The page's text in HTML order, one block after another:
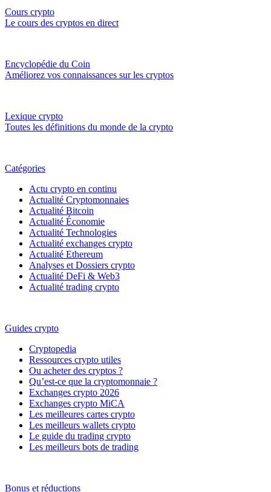
Cours crypto
Le cours des cryptos en direct
Encyclopédie du Coin
Améliorez vos connaissances sur les cryptos
Lexique crypto
Toutes les définitions du monde de la crypto
Catégories
Actu crypto en continu
Actualité Cryptomonnaies
Actualité Bitcoin
Actualité Économie
Actualité Technologies
Actualité exchanges crypto
Actualité Ethereum
Analyses et Dossiers crypto
Actualité DeFi & Web3
Actualité trading crypto
Guides crypto
Cryptopedia
Ressources crypto utiles
Ou acheter des cryptos ?
Qu’est-ce que la cryptomonnaie ?
Exchanges crypto 2026
Exchanges crypto MiCA
Les meilleures cartes crypto
Les meilleurs wallets crypto
Le guide du trading crypto
Les meilleurs bots de trading
Bonus et réductions